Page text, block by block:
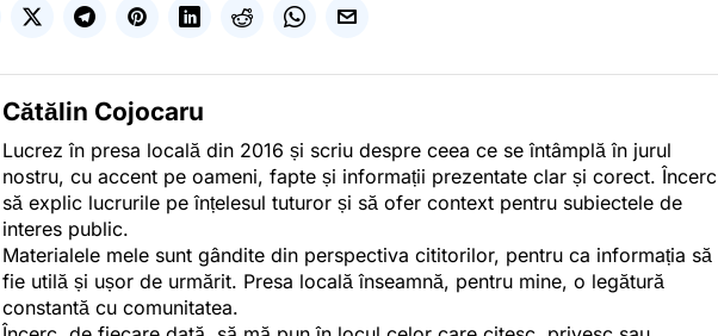
Cătălin Cojocaru
Lucrez în presa locală din 2016 și scriu despre ceea ce se întâmplă în jurul
nostru, cu accent pe oameni, fapte și informații prezentate clar și corect. Încerc
să explic lucrurile pe înțelesul tuturor și să ofer context pentru subiectele de
interes public.
Materialele mele sunt gândite din perspectiva cititorilor, pentru ca informația să
fie utilă și ușor de urmărit. Presa locală înseamnă, pentru mine, o legătură
constantă cu comunitatea.